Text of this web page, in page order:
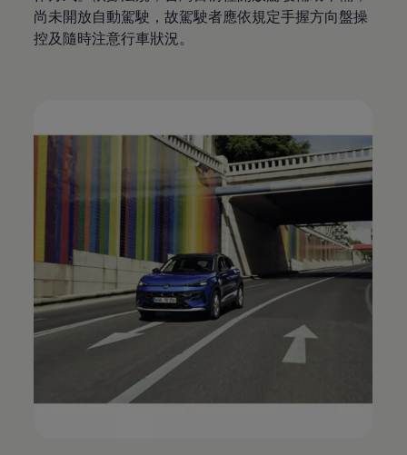
尚未開放自動駕駛，故駕駛者應依規定手握方向盤操
控及隨時注意行車狀況。